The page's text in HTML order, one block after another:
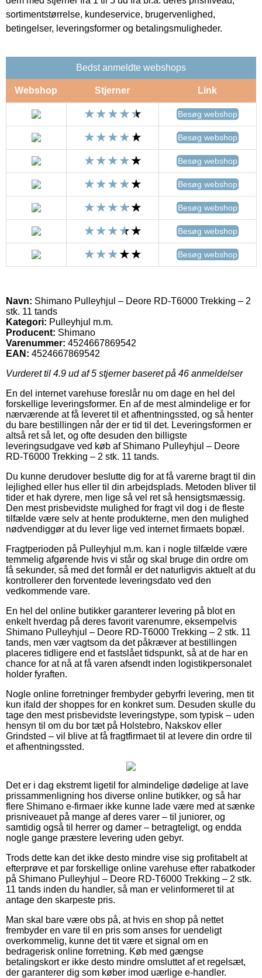
sortimentstørrelse, kundeservice, brugervenlighed,
betingelser, leveringsformer og betalingsmuligheder.
Bedst anmeldte webshops
Webshop Stjerner Link
Besøg webshop
Besøg webshop
Besøg webshop
Besøg webshop
Besøg webshop
Besøg webshop
Besøg webshop
Navn: Shimano Pulleyhjul – Deore RD-T6000 Trekking – 2
stk. 11 tands
Kategori: Pulleyhjul m.m.
Producent: Shimano
Varenummer: 4524667869542
EAN: 4524667869542
Vurderet til 4.9 ud af 5 stjerner baseret på 46 anmeldelser
En del internet varehuse foreslår nu om dage en hel del
forskellige leveringsformer. En af de mest almindelige er for
nærværende at få leveret til et afhentningssted, og så henter
du bare bestillingen når der er tid til det. Leveringsformen er
altså ret så let, og ofte desuden den billigste
leveringsudgave ved køb af Shimano Pulleyhjul – Deore
RD-T6000 Trekking – 2 stk. 11 tands.
Du kunne derudover beslutte dig for at få varerne bragt til din
lejlighed eller hus eller til din arbejdsplads. Metoden bliver til
tider et hak dyrere, men lige så vel ret så hensigtsmæssig.
Den mest prisbevidste mulighed for fragt vil dog i de fleste
tilfælde være selv at hente produkterne, men den mulighed
nødvendiggør at du lever lige ved internet firmaets bopæl.
Fragtperioden på Pulleyhjul m.m. kan i nogle tilfælde være
temmelig afgørende hvis vi står og skal bruge din ordre om
få sekunder, så med det formål er det naturligvis aktuelt at du
kontrollerer den forventede leveringsdato ved den
vedkommende vare.
En hel del online butikker garanterer levering på blot en
enkelt hverdag på deres favorit varenumre, eksempelvis
Shimano Pulleyhjul – Deore RD-T6000 Trekking – 2 stk. 11
tands, men vær vagtsom da det påkræver at bestillingen
placeres tidligere end et fastslået tidspunkt, så at de har en
chance for at nå at få varen afsendt inden logistikpersonalet
holder fyraften.
Nogle online forretninger frembyder gebyrfri levering, men tit
kun ifald der shoppes for en konkret sum. Desuden skulle du
tage den mest prisbevidste leveringstype, som typisk – uden
hensyn til om du bor tæt på Holstebro, Nakskov eller
Grindsted – vil blive at få fragtfirmaet til at levere din ordre til
et afhentningssted.
Det er i dag ekstremt ligetil for almindelige dødelige at lave
prissammenligning hos diverse online butikker, og så har
flere Shimano e-firmaer ikke kunne lade være med at sænke
prisniveauet på mange af deres varer – til juniorer, og
samtidig også til herrer og damer – betragteligt, og endda
nogle gange præstere levering uden gebyr.
Trods dette kan det ikke desto mindre vise sig profitabelt at
efterprøve et par forskellige online varehuse efter rabatkoder
på Shimano Pulleyhjul – Deore RD-T6000 Trekking – 2 stk.
11 tands inden du handler, så man er velinformeret til at
antage den skarpeste pris.
Man skal bare være obs på, at hvis en shop på nettet
frembyder en vare til en pris som anses for uendeligt
overkommelig, kunne det tit være et signal om en
bedragerisk online forretning. Køb med gængse
betalingskort er ikke desto mindre omsluttet af et regelsæt,
der garanterer dig som køber imod uærlige e-handler.